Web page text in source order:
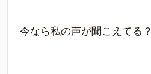
今なら私の声が聞こえてる？